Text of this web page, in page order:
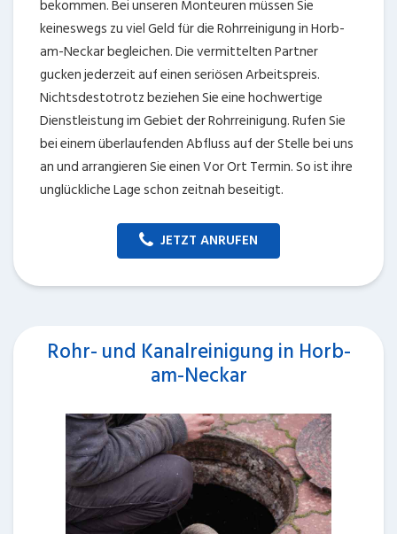
bekommen. Bei unseren Monteuren müssen Sie
keineswegs zu viel Geld für die Rohrreinigung in Horb-
am-Neckar begleichen. Die vermittelten Partner
gucken jederzeit auf einen seriösen Arbeitspreis.
Nichtsdestotrotz beziehen Sie eine hochwertige
Dienstleistung im Gebiet der Rohrreinigung. Rufen Sie
bei einem überlaufenden Abfluss auf der Stelle bei uns
an und arrangieren Sie einen Vor Ort Termin. So ist ihre
unglückliche Lage schon zeitnah beseitigt.
JETZT ANRUFEN
Rohr- und Kanalreinigung in Horb-
am-Neckar